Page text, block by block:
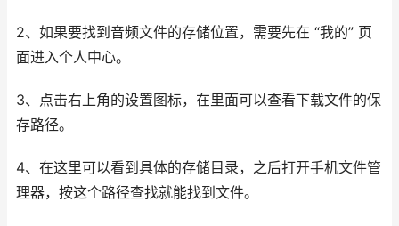
2、如果要找到音频文件的存储位置，需要先在 “我的” 页
面进入个人中心。
3、点击右上角的设置图标，在里面可以查看下载文件的保
存路径。
4、在这里可以看到具体的存储目录，之后打开手机文件管
理器，按这个路径查找就能找到文件。